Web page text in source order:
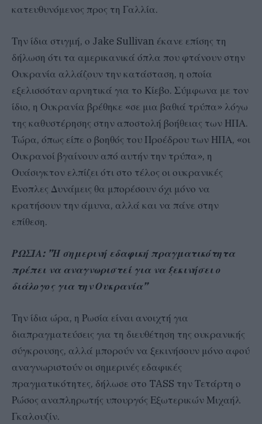
κατευθυνόμενος προς τη Γαλλία.
Την ίδια στιγμή, ο Jake Sullivan έκανε επίσης τη
δήλωση ότι τα αμερικανικά όπλα που φτάνουν στην
Ουκρανία αλλάζουν την κατάσταση, η οποία
εξελισσόταν αρνητικά για το Κίεβο. Σύμφωνα με τον
ίδιο, η Ουκρανία βρέθηκε «σε μια βαθιά τρύπα» λόγω
της καθυστέρησης στην αποστολή βοήθειας των ΗΠΑ.
Τώρα, όπως είπε ο βοηθός του Προέδρου των ΗΠΑ, «οι
Ουκρανοί βγαίνουν από αυτήν την τρύπα», η
Ουάσιγκτον ελπίζει ότι στο τέλος οι ουκρανικές
Ένοπλες Δυνάμεις θα μπορέσουν όχι μόνο να
κρατήσουν την άμυνα, αλλά και να πάνε στην
επίθεση.
ΡΩΣΙΑ: ”Η σημερινή εδαφική πραγματικότητα
πρέπει να αναγνωριστεί για να ξεκινήσει ο
διάλογος για την Ουκρανία”
Την ίδια ώρα, η Ρωσία είναι ανοιχτή για
διαπραγματεύσεις για τη διευθέτηση της ουκρανικής
σύγκρουσης, αλλά μπορούν να ξεκινήσουν μόνο αφού
αναγνωριστούν οι σημερινές εδαφικές
πραγματικότητες, δήλωσε στο TASS την Τετάρτη ο
Ρώσος αναπληρωτής υπουργός Εξωτερικών Μιχαήλ
Γκαλουζίν.